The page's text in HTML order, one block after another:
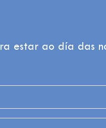
estar ao día das